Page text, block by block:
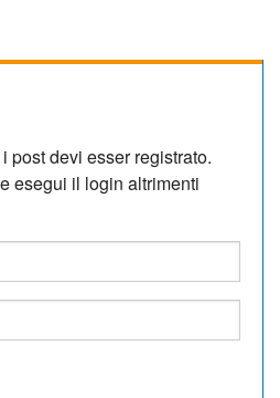
post devi esser registrato.
esegui il login altrimenti